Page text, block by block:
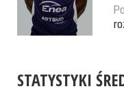
STATYSTYKI